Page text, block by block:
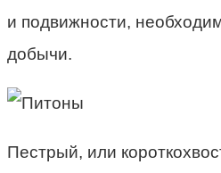
и подвижности,
добычи.
Пестрый, или